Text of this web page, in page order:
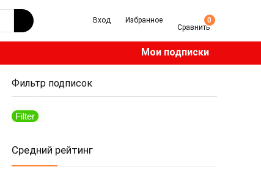
Вход Избранное
0
Сравнить
Мои подписки
Фильтр подписок
Filter
Средний рейтинг